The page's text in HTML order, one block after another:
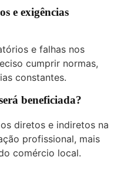
e exigências
e falhas nos
cumprir normas,
constantes.
beneficiada?
diretos e indiretos na
profissional, mais
comércio local.